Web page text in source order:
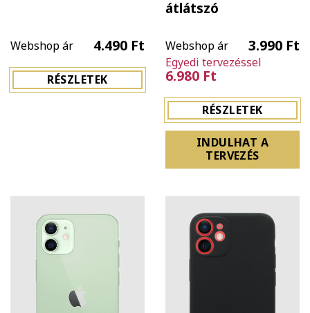
Webshop ár 4.490 Ft
RÉSZLETEK
átlátszó
Webshop ár 3.990 Ft
Egyedi tervezéssel
6.980 Ft
RÉSZLETEK
INDULHAT A
TERVEZÉS